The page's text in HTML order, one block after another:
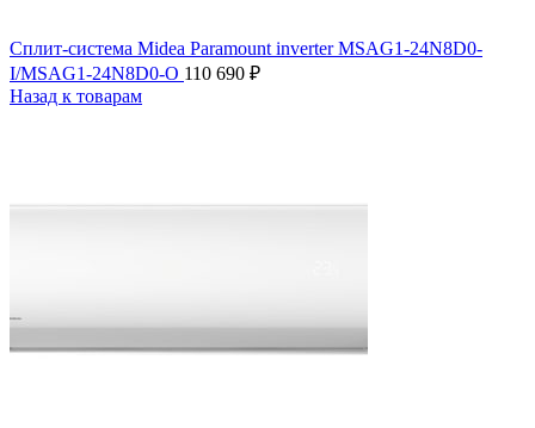
Сплит-система Midea Paramount inverter MSAG1-24N8D0-
I/MSAG1-24N8D0-O 110 690 ₽
Назад к товарам